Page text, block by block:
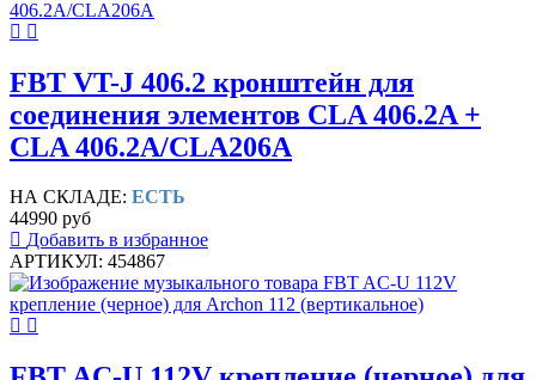
FBT VT-J 406.2 кронштейн для
соединения элементов CLA 406.2A +
CLA 406.2A/CLA206A
НА СКЛАДЕ: ЕСТЬ
44990 руб
Добавить в избранное
АРТИКУЛ: 454867